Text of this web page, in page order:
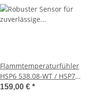
Flammtemperaturfühler
HSP6 538.08-WT / HSP7
450.08
159,00 € *